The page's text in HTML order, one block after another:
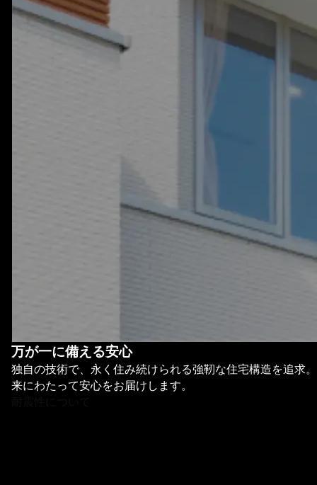
万が一に備える安心
独自の技術で、永く住み続けられる強靭な住宅構造を追求
来にわたって安心をお届けします。